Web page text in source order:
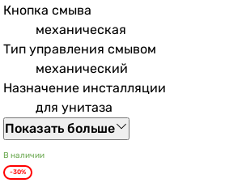
Кнопка смыва
механическая
Тип управления смывом
механический
Назначение инсталляции
для унитаза
Показать больше
В наличии
-30%